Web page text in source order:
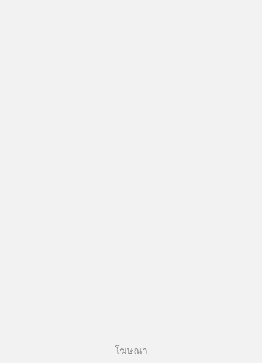
โฆษณา